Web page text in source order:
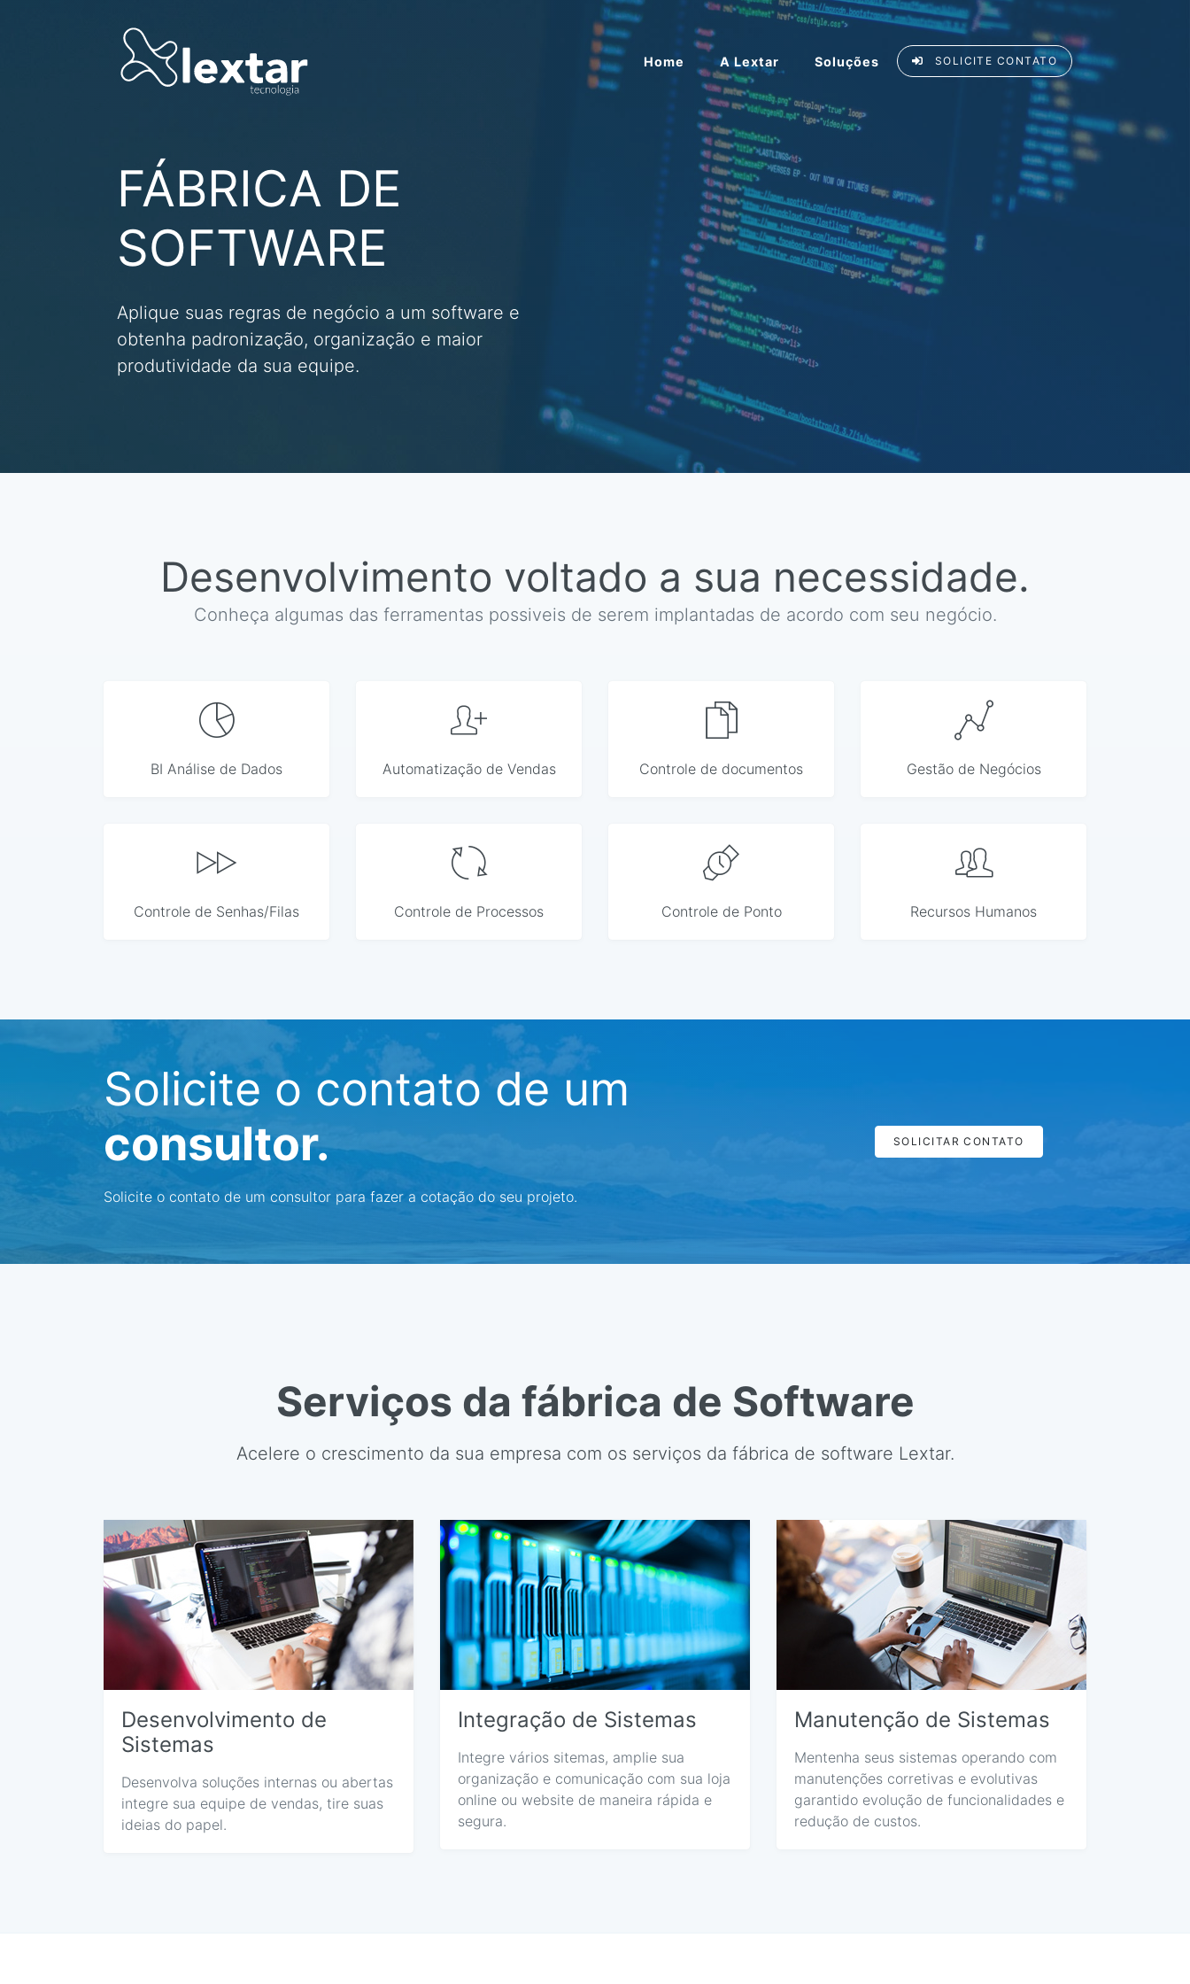
Home A Lextar Soluções SOLICITE CONTATO
APLICATIVOS
Desenvolvimento de Aplicativos IOS / Android
FÁBRICA DE
SOFTWARE
Aplique suas regras de negócio a um software e
obtenha padronização, organização e maior
produtividade da sua equipe.
Desenvolvimento voltado a sua necessidade.
Conheça algumas das ferramentas possiveis de serem implantadas de acordo com seu negócio.
BI Análise de Dados Automatização de Vendas Controle de documentos Gestão de Negócios
Controle de Senhas/Filas Controle de Processos Controle de Ponto Recursos Humanos
Solicite o contato de um
consultor.
Solicite o contato de um consultor para fazer a cotação do seu projeto.
SOLICITAR CONTATO
Serviços da fábrica de Software
Acelere o crescimento da sua empresa com os serviços da fábrica de software Lextar.
Desenvolvimento de
Sistemas
Desenvolva soluções internas ou abertas
integre sua equipe de vendas, tire suas
ideias do papel.
Integração de Sistemas
Integre vários sitemas, amplie sua
organização e comunicação com sua loja
online ou website de maneira rápida e
segura.
Manutenção de Sistemas
Mentenha seus sistemas operando com
manutenções corretivas e evolutivas
garantido evolução de funcionalidades e
redução de custos.